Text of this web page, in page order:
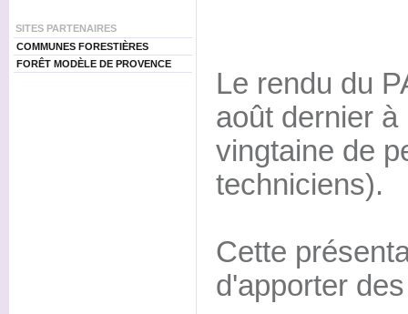
SITES PARTENAIRES
COMMUNES FORESTIÈRES
FORÊT MODÈLE DE PROVENCE
Le rendu du
août dernier
vingtaine de
techniciens).
Cette
d'apporter